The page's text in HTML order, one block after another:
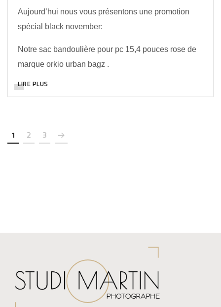
Aujourd’hui nous vous présentons une promotion
spécial black november:
Notre sac bandoulière pour pc 15,4 pouces rose de
marque orkio urban bagz .
LIRE PLUS
1 2 3